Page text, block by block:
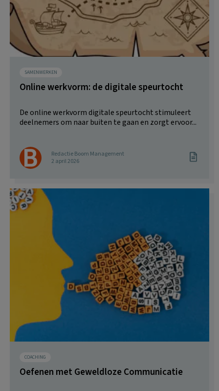
SAMENWERKEN
Online werkvorm: de digitale speurtocht
De online werkvorm digitale speurtocht stimuleert
deelnemers om naar buiten te gaan en zorgt ervoor...
Redactie Boom Management
2 april 2026
COACHING
Oefenen met Geweldloze Communicatie